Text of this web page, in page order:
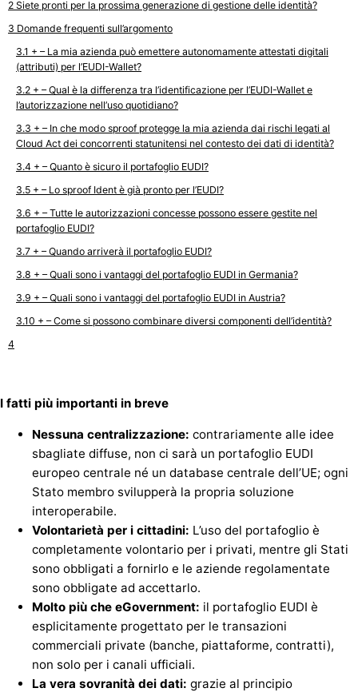
Siete pronti per la prossima generazione di gestione delle identità?
Domande frequenti sull’argomento
+ – La mia azienda può emettere autonomamente attestati digitali
(attributi) per l’EUDI-Wallet?
+ – Qual è la differenza tra l’identificazione per l’EUDI-Wallet e
l’autorizzazione nell’uso quotidiano?
+ – In che modo sproof protegge la mia azienda dai rischi legati al
Cloud Act dei concorrenti statunitensi nel contesto dei dati di identità?
+ – Quanto è sicuro il portafoglio EUDI?
+ – Lo sproof Ident è già pronto per l’EUDI?
+ – Tutte le autorizzazioni concesse possono essere gestite nel
portafoglio EUDI?
+ – Quando arriverà il portafoglio EUDI?
+ – Quali sono i vantaggi del portafoglio EUDI in Germania?
+ – Quali sono i vantaggi del portafoglio EUDI in Austria?
+ – Come si possono combinare diversi componenti dell’identità?
I fatti più importanti in breve
Nessuna centralizzazione: contrariamente alle idee
sbagliate diffuse, non ci sarà un portafoglio EUDI
europeo centrale né un database centrale dell’UE; ogni
Stato membro svilupperà la propria soluzione
interoperabile.
Volontarietà per i cittadini: L’uso del portafoglio è
completamente volontario per i privati, mentre gli Stati
sono obbligati a fornirlo e le aziende regolamentate
sono obbligate ad accettarlo.
Molto più che eGovernment: il portafoglio EUDI è
esplicitamente progettato per le transazioni
commerciali private (banche, piattaforme, contratti),
non solo per i canali ufficiali.
La vera sovranità dei dati: grazie al principio